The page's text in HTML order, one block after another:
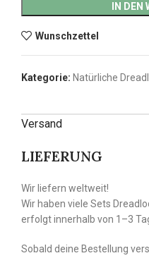
IN DEN
Wunschzettel
Kategorie: Natürliche
Versand
LIEFERUNG
Wir liefern weltweit!
Wir haben viele Sets
erfolgt innerhalb von 1–3
Sobald deine Bestellung